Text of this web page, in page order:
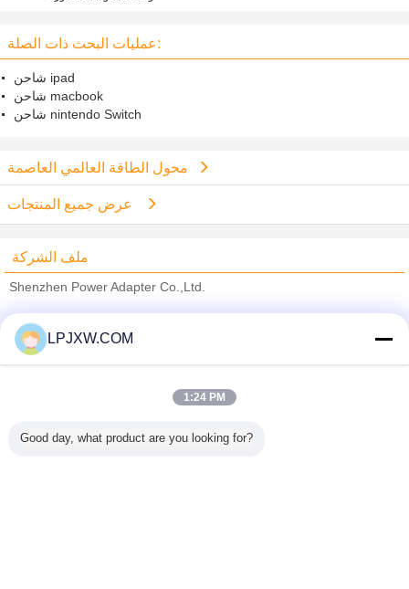
عمليات البحث ذات الصلة:
شاحن ipad
شاحن macbook
شاحن nintendo Switch
محول الطاقة العالمي العاصمة
ملف الشركة
Shenzhen Power Adapter Co.,Ltd.
ﺎﻠﺘﺤﻘﻗ ﺎﻠﻣﻭﺭﺩﻮﻧ
Trust Seal
Verified Suplier
جميع المنتجات
LPJXW.COM
1:24 PM
Good day, what product are you looking for?